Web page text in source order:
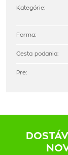
Kategórie:
Forma:
Cesta podania:
Pre: